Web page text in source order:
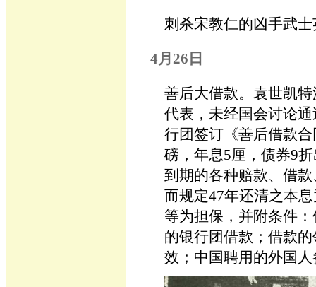
刺杀宋教仁的凶手武
4月26日
善后大借款。袁世凯
代表，未经国会讨论
行团签订《善后借款
磅，年息5厘，债券9
到期的各种赔款、借
而规定47年还清之本
等为担保，并附条件
的银行团借款；借款
效；中国聘用的外国